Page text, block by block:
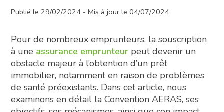
Publié le 29/02/2024 - Mis à jour le 04/07/2024
Pour de nombreux emprunteurs, la souscription
à une assurance emprunteur peut devenir un
obstacle majeur à l’obtention d’un prêt
immobilier, notamment en raison de problèmes
de santé préexistants. Dans cet article, nous
examinons en détail la Convention AERAS, ses